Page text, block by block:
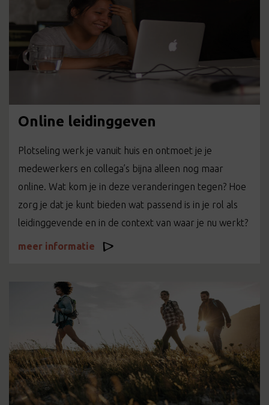
Online leidinggeven
Plotseling werk je vanuit huis en ontmoet je je
medewerkers en collega’s bijna alleen nog maar
online. Wat kom je in deze veranderingen tegen? Hoe
zorg je dat je kunt bieden wat passend is in je rol als
leidinggevende en in de context van waar je nu werkt?
meer informatie